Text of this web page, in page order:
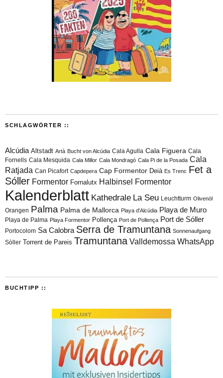
SCHLAGWÖRTER ::
Alcúdia Altstadt Artà Bucht von Alcúdia Cala Agulla Cala Figuera Cala
Fornells Cala Mesquida Cala Millor Cala Mondragó Cala Pi de la Posada Cala
Ratjada Can Picafort Capdepera Cap Formentor Deià Es Trenc Fet a
Sóller Formentor Fornalutx Halbinsel Formentor
Kalenderblatt Kathedrale La Seu Leuchtturm Olivenöl
Orangen Palma Palma de Mallorca Playa d'Alcúdia Playa de Muro
Playa de Palma Playa Formentor Pollença Port de Pollença Port de Sóller
Portocolom Sa Calobra Serra de Tramuntana Sonnenaufgang
Sòller Torrent de Pareis Tramuntana Valldemossa WhatsApp
BUCHTIPP ::